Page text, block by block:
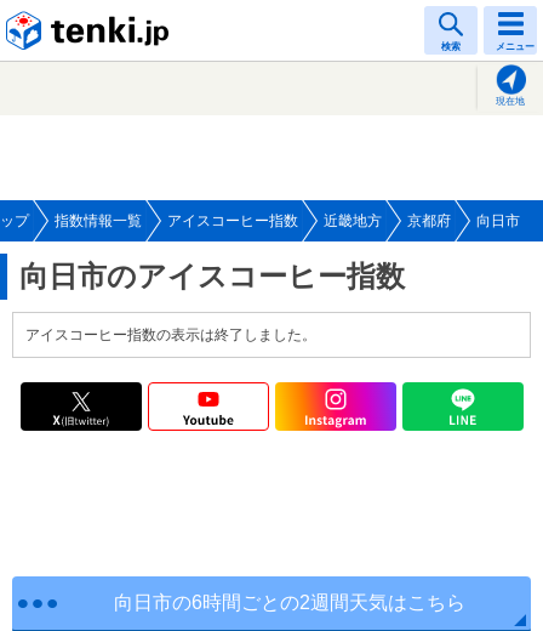
検索 メニュー
現在地
プ 指数情報一覧 アイスコーヒー指数 近畿地方 京都府 向日市
向日市のアイスコーヒー指数
アイスコーヒー指数の表示は終了しました。
向日市の6時間ごとの2週間天気はこちら